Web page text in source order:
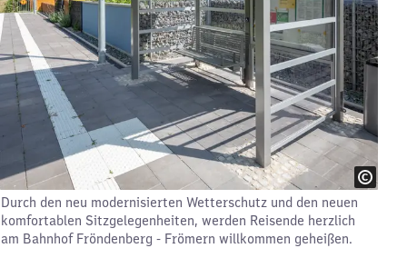
Durch den neu modernisierten Wetterschutz und den neuen
komfortablen Sitzgelegenheiten, werden Reisende herzlich
am Bahnhof Fröndenberg - Frömern willkommen geheißen.